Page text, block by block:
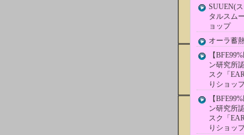
SUUEN(
タルスム
ョップ
オーラ蓄
【
ン研究所
スク「
りショッ
【
ン研究所
スク「
りショッ